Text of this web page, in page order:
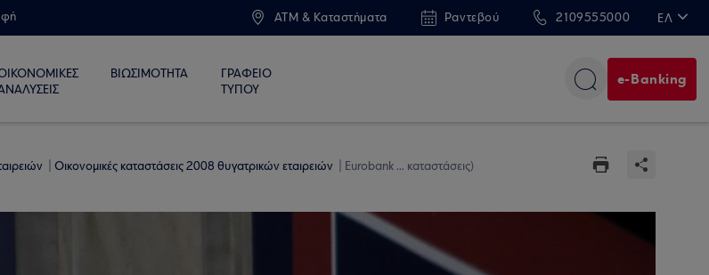
ATM & Καταστήματα Ραντεβού 2109555000 ΕΛ
ΒΙΩΣΙΜΟΤΗΤΑ
ΓΡΑΦΕΙΟ
ΤΥΠΟΥ
e-Banking
Οικονομικές καταστάσεις 2008 θυγατρικών εταιρειών Eurobank ... καταστάσεις)